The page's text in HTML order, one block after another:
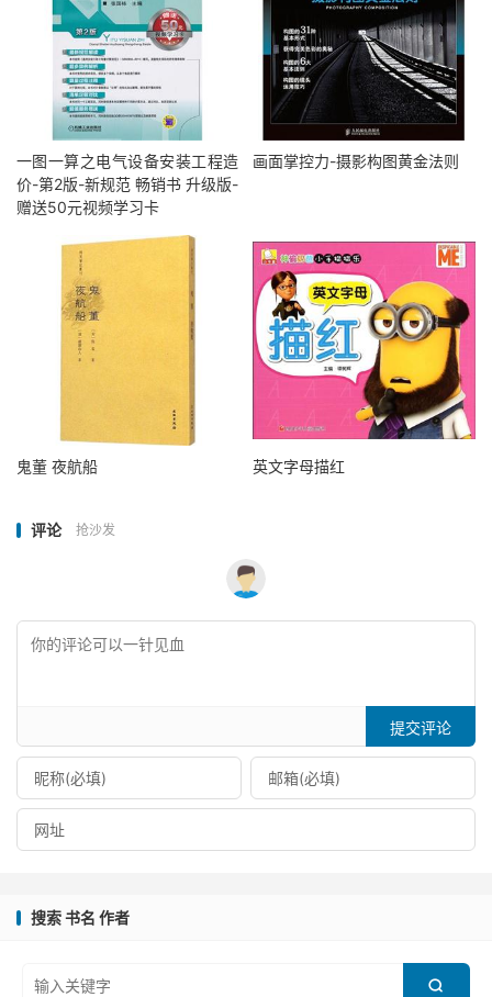
一图一算之电气设备安装工程造
价-第2版-新规范 畅销书 升级版-
赠送50元视频学习卡
画面掌控力-摄影构图黄金法则
鬼董 夜航船 英文字母描红
评论 抢沙发
提交评论
搜索 书名 作者
